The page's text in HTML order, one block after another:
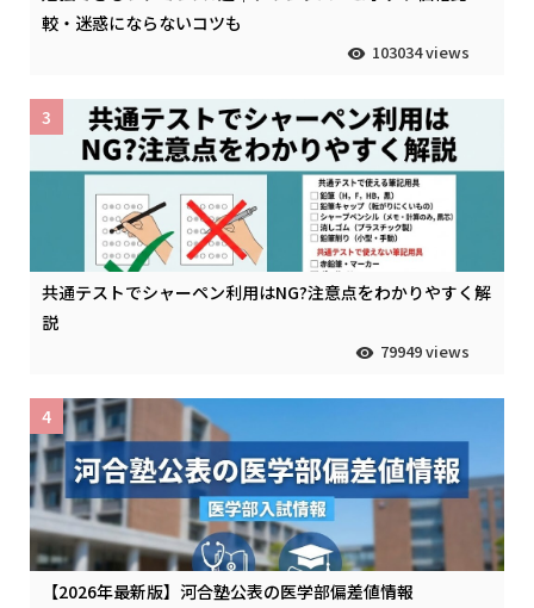
較・迷惑にならないコツも
103034 views
共通テストでシャーペン利用はNG?注意点をわかりやすく解
説
79949 views
3
【2026年最新版】河合塾公表の医学部偏差値情報
4